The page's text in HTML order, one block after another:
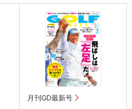
月刊GD最新号